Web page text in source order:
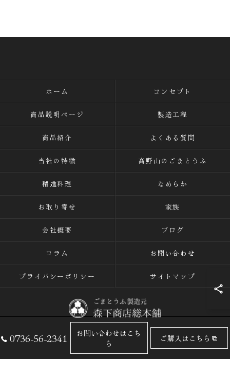
0736-56-2341
お問い合わせはこち
ら
ご購入はこちら
ホーム コンセプト
商品説明ページ 製造工程
商品紹介 よくある質問
当社の特徴 高野山のごまとうふ
精進料理 なめらか
お取り寄せ 家族
会社概要 ブログ
コラム お問い合わせ
プライバシーポリシー サイトマップ
© 2026 ごまとうふの専門店なら有限会社森下商店総本舗 ALL RIGHTS
RESERVED.